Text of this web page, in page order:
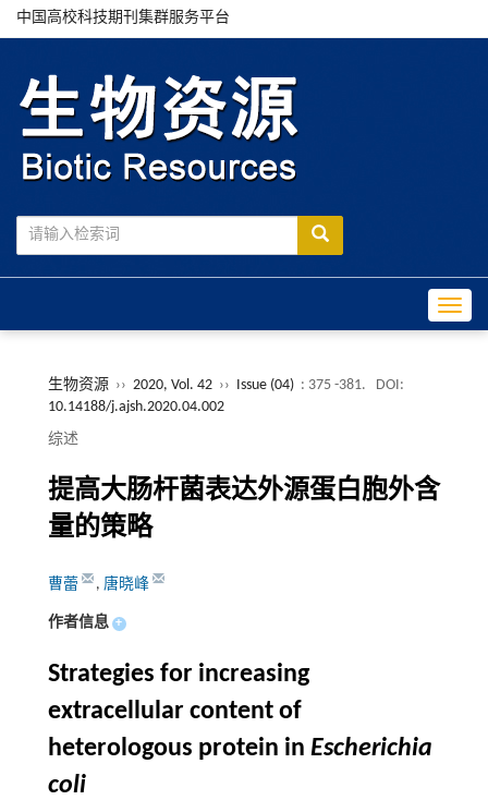
中国高校科技期刊集群服务平台
生物资源 ›› 2020, Vol. 42 ›› Issue (04) : 375 -381.
DOI:
10.14188/j.ajsh.2020.04.002
综述
提高大肠杆菌表达外源蛋白胞外含
量的策略
曹蕾 , 唐晓峰
作者信息 +
Strategies for increasing
extracellular content of
heterologous protein in Escherichia
coli